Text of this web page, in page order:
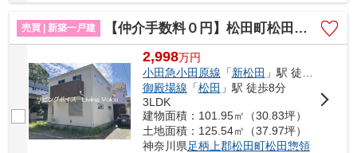
豊富 ☆18.9帖の広々としたLDK ☆眺望良好♪ 【松田...
売買 | 新築一戸建
【仲介手数料０円】松田町松田惣領 新築一戸建て
2,998万円
小田急小田原線 「新松田 」駅 徒歩9分
御殿場線 「松田 」駅 徒歩8分
3LDK
建物面積：101.95㎡（30.83坪）
土地面積：125.54㎡（37.97坪）
神奈川県足柄上郡松田町松田惣領